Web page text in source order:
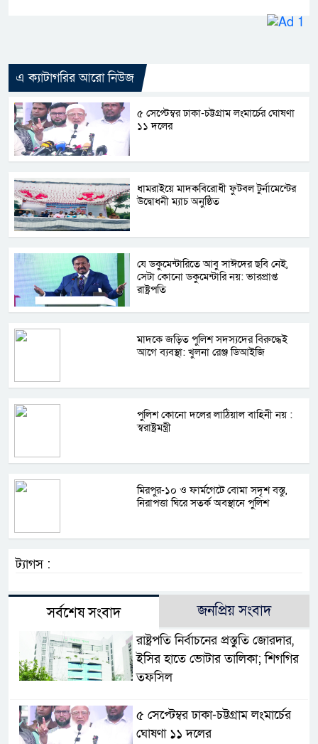
এ ক্যাটাগরির আরো নিউজ
৫ সেপ্টেম্বর ঢাকা-চট্টগ্রাম লংমার্চের ঘোষণা
১১ দলের
ধামরাইয়ে মাদকবিরোধী ফুটবল টুর্নামেন্টের
উদ্বোধনী ম্যাচ অনুষ্ঠিত
যে ডকুমেন্টারিতে আবু সাঈদের ছবি নেই,
সেটা কোনো ডকুমেন্টারি নয়: ভারপ্রাপ্ত
রাষ্ট্রপতি
মাদকে জড়িত পুলিশ সদস্যদের বিরুদ্ধেই
আগে ব্যবস্থা: খুলনা রেঞ্জ ডিআইজি
পুলিশ কোনো দলের লাঠিয়াল বাহিনী নয় :
স্বরাষ্ট্রমন্ত্রী
মিরপুর-১০ ও ফার্মগেটে বোমা সদৃশ বস্তু,
নিরাপত্তা ঘিরে সতর্ক অবস্থানে পুলিশ
ট্যাগস :
সর্বশেষ সংবাদ জনপ্রিয় সংবাদ
রাষ্ট্রপতি নির্বাচনের প্রস্তুতি জোরদার,
ইসির হাতে ভোটার তালিকা; শিগগির
তফসিল
৫ সেপ্টেম্বর ঢাকা-চট্টগ্রাম লংমার্চের
ঘোষণা ১১ দলের